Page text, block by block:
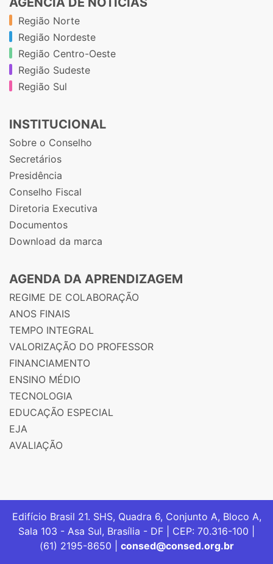
Região Norte
Região Nordeste
Região Centro-Oeste
Região Sudeste
Região Sul
INSTITUCIONAL
Sobre o Conselho
Secretários
Presidência
Conselho Fiscal
Diretoria Executiva
Documentos
Download da marca
AGENDA DA APRENDIZAGEM
REGIME DE COLABORAÇÃO
ANOS FINAIS
TEMPO INTEGRAL
VALORIZAÇÃO DO PROFESSOR
FINANCIAMENTO
ENSINO MÉDIO
TECNOLOGIA
EDUCAÇÃO ESPECIAL
EJA
AVALIAÇÃO
Edifício Brasil 21. SHS, Quadra 6, Conjunto A, Bloco A,
Sala 103 - Asa Sul, Brasília - DF | CEP: 70.316-100 |
(61) 2195-8650 | consed@consed.org.br